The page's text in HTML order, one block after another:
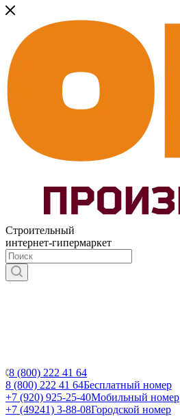
Строительный
интернет-гипермаркет
8 (800) 222 41 64
8 (800) 222 41 64Бесплатный номер
+7 (920) 925-25-40Мобильный номер
+7 (49241) 3-88-08Городской номер